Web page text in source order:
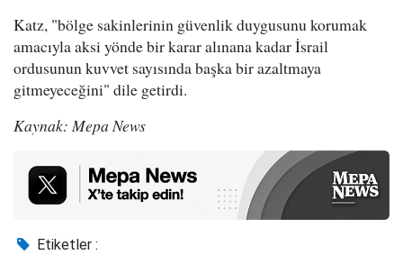
Katz, "bölge sakinlerinin güvenlik duygusunu korumak
amacıyla aksi yönde bir karar alınana kadar İsrail
ordusunun kuvvet sayısında başka bir azaltmaya
gitmeyeceğini" dile getirdi.
Kaynak: Mepa News
Etiketler :